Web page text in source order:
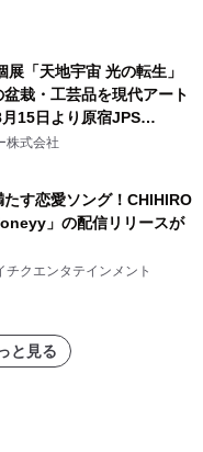
にて8月11日(火)より
定公開！CS衛星劇場
展「天地宇宙 光の転生」
盆栽・工芸品を現代アート
15日より原宿JPS
約30点を展示
株式会社
す恋愛ソング！CHIHIRO
」の配信リリースが
チクエンタテインメント
と見る